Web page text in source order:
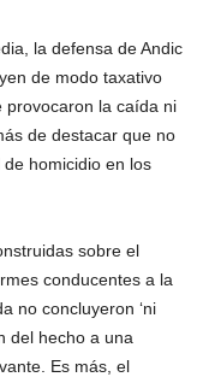
la defensa de Andic
de modo taxativo
provocaron la caída ni
de destacar que no
homicidio en los
sobre el
conducentes a la
no concluyeron ‘ni
del hecho a una
Es más, el